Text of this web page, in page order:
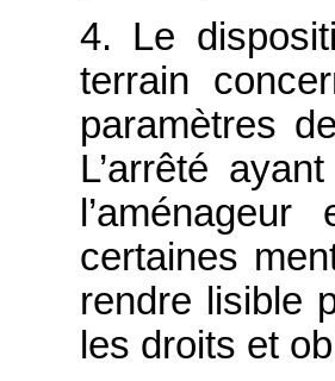
4. Le
terrain
paramètres
L’arrêté
certaines
rendre lisible
les droits et